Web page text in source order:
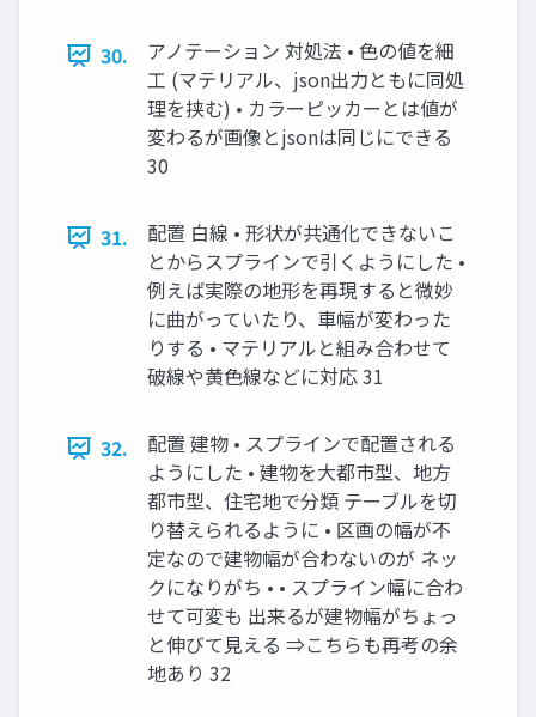
30.
アノテーション 対処法 • 色の値を細
工 (マテリアル、json出力ともに同処
理を挟む) • カラーピッカーとは値が
変わるが画像とjsonは同じにできる
30
31.
配置 白線 • 形状が共通化できないこ
とからスプラインで引くようにした •
例えば実際の地形を再現すると微妙
に曲がっていたり、車幅が変わった
りする • マテリアルと組み合わせて
破線や黄色線などに対応 31
32.
配置 建物 • スプラインで配置される
ようにした • 建物を大都市型、地方
都市型、住宅地で分類 テーブルを切
り替えられるように • 区画の幅が不
定なので建物幅が合わないのが ネッ
クになりがち • • スプライン幅に合わ
せて可変も 出来るが建物幅がちょっ
と伸びて見える ⇒こちらも再考の余
地あり 32